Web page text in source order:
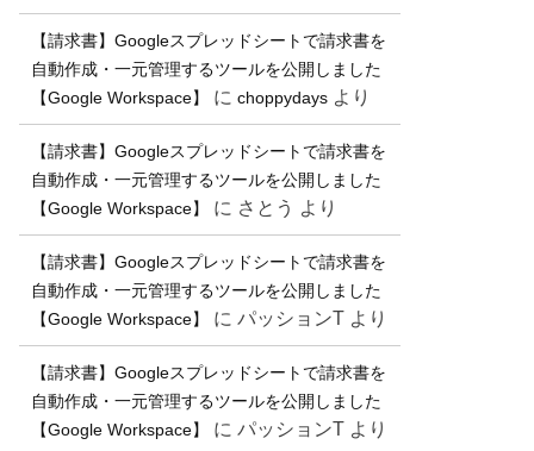
【請求書】Googleスプレッドシートで請求書を
自動作成・一元管理するツールを公開しました
【Google Workspace】
に choppydays より
【請求書】Googleスプレッドシートで請求書を
自動作成・一元管理するツールを公開しました
【Google Workspace】
に さとう より
【請求書】Googleスプレッドシートで請求書を
自動作成・一元管理するツールを公開しました
【Google Workspace】
に パッションT より
【請求書】Googleスプレッドシートで請求書を
自動作成・一元管理するツールを公開しました
【Google Workspace】
に パッションT より